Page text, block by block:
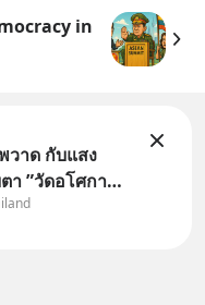
in
วาด กับแสง
า ”วัดอโศกา
าร